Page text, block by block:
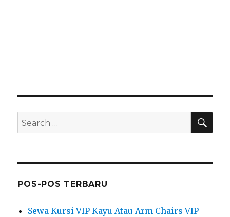
Search
for:
POS-POS TERBARU
Sewa Kursi VIP Kayu Atau Arm Chairs VIP